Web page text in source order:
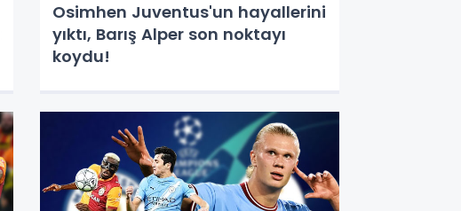
Osimhen Juventus'un hayallerini
yıktı, Barış Alper son noktayı
koydu!